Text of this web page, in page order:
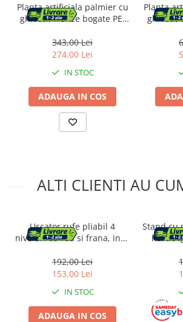
Planta artificiala palmier cu
ghiveci, frunze bogate PE,
intretinere, 100x100x134
cm, verde
343,00 Lei
274,00 Lei
IN STOC
ADAUGA IN COS
Planta
ghiveci,
ALTI CLIENTI AU
Uscator rufe pliabil 4
niveluri cu roti si frana, inox
pivotante, max 35 kg,
128x64x173 cm, negru
192,00 Lei
153,00 Lei
IN STOC
ADAUGA IN COS
Stand cu
hartie